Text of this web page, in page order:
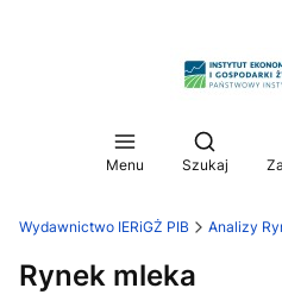
Menu
Otwórz
Szukaj
Wydawnictwo IERiGŻ PIB Analizy
Rynek mleka